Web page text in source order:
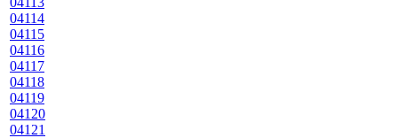
04114
04115
04116
04117
04118
04119
04120
04121